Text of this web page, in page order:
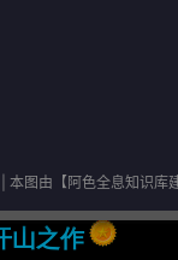
/ AI 相关
山之作